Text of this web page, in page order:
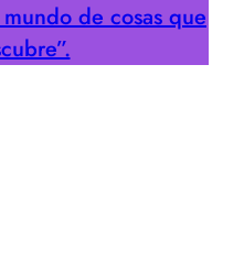
de cosas que